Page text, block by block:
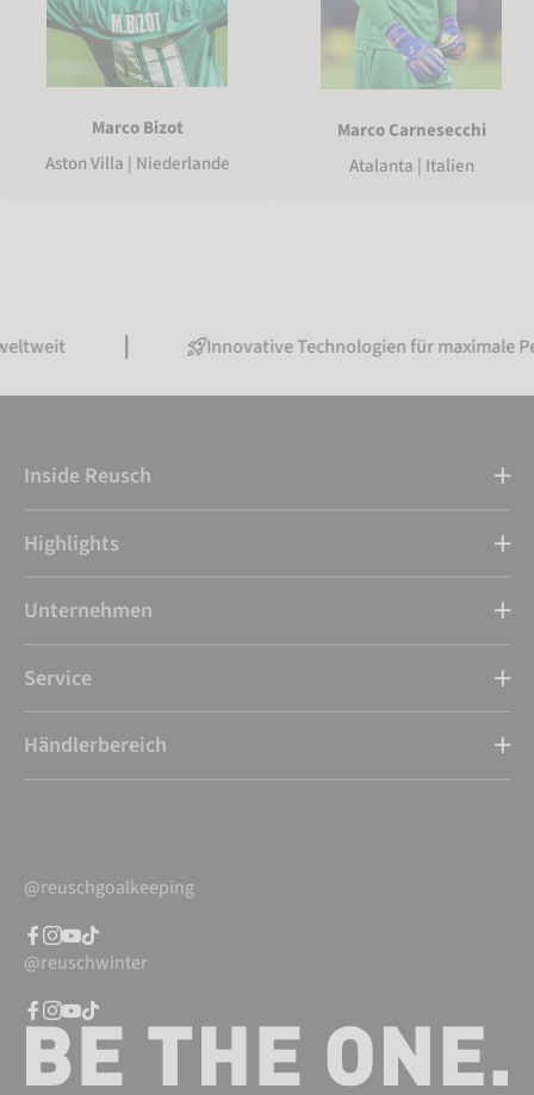
Marco Bizot
Aston Villa | Niederlande
Marco Carnesecchi
Atalanta | Italien
Innovative Technologien für maximale
Inside Reusch
Highlights
Unternehmen
Service
Händlerbereich
@reuschgoalkeeping
@reuschwinter